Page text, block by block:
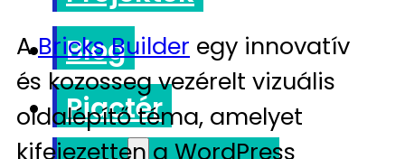
Blog
Piactér
ABricks Builder egy innovatív
és kozosseg vezérelt vizuális
oldalépítő téma, amelyet
kifejezetten a WordPress